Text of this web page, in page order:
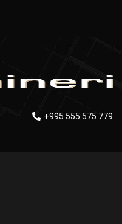
+995 555 575 779